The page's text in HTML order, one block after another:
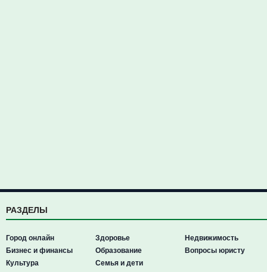
РАЗДЕЛЫ
Город онлайн
Бизнес и финансы
Культура
Здоровье
Образование
Семья и дети
Недвижимость
Вопросы юристу